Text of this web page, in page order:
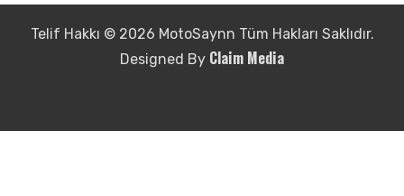
Telif Hakkı © 2026 MotoSaynn Tüm Hakları Saklıdır.
Designed By Claim Media